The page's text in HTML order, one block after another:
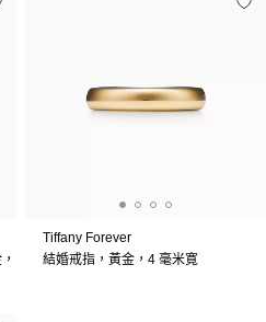
Tiffany Forever
結婚戒指，黃金，4 毫米寛